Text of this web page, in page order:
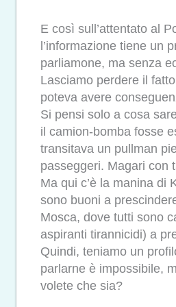
E così sull’attentato al
l’informazione tiene un
parliamone, ma senza
Lasciamo perdere il
poteva avere
Si pensi solo a cosa
il camion-bomba fosse
transitava un pullman
passeggeri. Magari con
Ma qui c’è la manina di
sono buoni a
Mosca, dove tutti sono
aspiranti tirannicidi) a
Quindi, teniamo un
parlarne è impossibile,
volete che sia?